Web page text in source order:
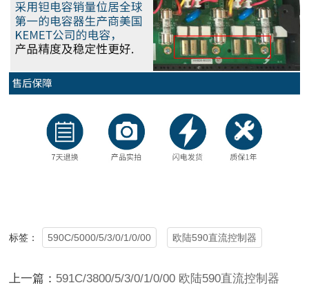
标签： 590C/5000/5/3/0/1/0/00 欧陆590直流控制器
上一篇： 591C/3800/5/3/0/1/0/00 欧陆590直流控制器